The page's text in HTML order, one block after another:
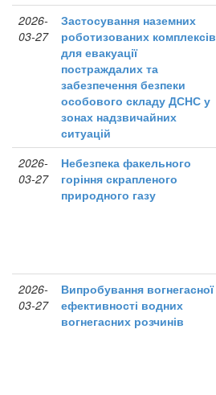
2026-
03-27
Застосування наземних
роботизованих комплексів
для евакуації
постраждалих та
забезпечення безпеки
особового складу ДСНС у
зонах надзвичайних
ситуацій
2026-
03-27
Небезпека факельного
горіння скрапленого
природного газу
2026-
03-27
Випробування вогнегасної
ефективності водних
вогнегасних розчинів